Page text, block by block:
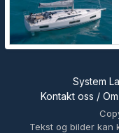
System
Kontakt oss /
Tekst og bilder kan